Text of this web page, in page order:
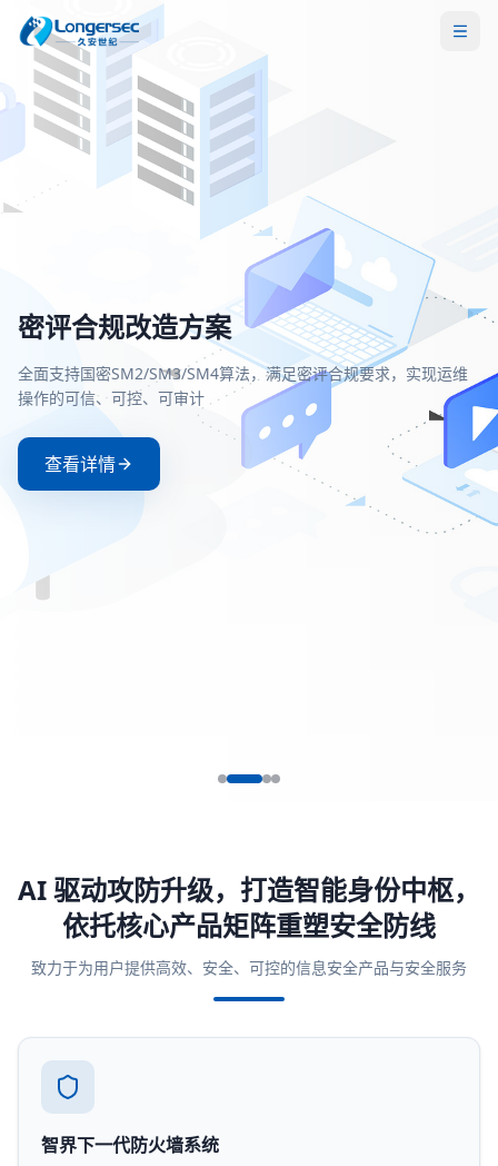
一站式等保安全解决方案
覆盖定级、备案、整改、测评全流程，助力企业快速、低成本通
等级保护测评，满足等保2.0合规要求
查看详情
密评合规改造方案
全面支持国密SM2/SM3/SM4算法，满足密评合规要求，实现运维
操作的可信、可控、可审计
查看详情
两高一弱安全解决方案
聚焦高危漏洞、高危端口和弱口令治理，构建主动防御与持续监
的安全防护体系
查看详情
零信任安全接入解决方案
基于零信任架构实现身份验证与动态授权，确保每一次访问都经
严格验证和持续评估
查看详情
AI 驱动攻防升级，打造智能身份中枢，
依托核心产品矩阵重塑安全防线
致力于为用户提供高效、安全、可控的信息安全产品与安全服务
智界下一代防火墙系统